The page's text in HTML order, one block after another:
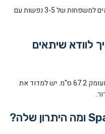
המקרר מציע נפח כולל של 415 ליטר, המתאים למשפחות של 3-5 נפשות עם
לוודא שיתאים
הממדים הם: רוחב 70 ס"מ, גובה 178.5 ס"מ ועומק 67.2 ס"מ. יש למדוד את